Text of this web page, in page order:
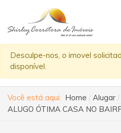
Desculpe-nos, o imovel
disponível.
Você está aqui: Home
Alugar
ALUGO ÓTIMA CASA NO